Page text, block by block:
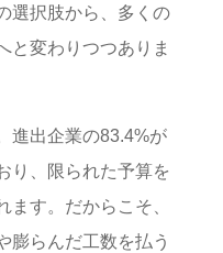
選択肢から、多くの
と変わりつつありま
進出企業の83.4%が
り、限られた予算を
ます。だからこそ、
膨らんだ工数を払う